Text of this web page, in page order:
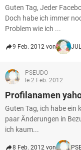
Guten Tag, Jeder
Doch habe ich immer
Problem wie ich ...
9 Feb. 2012 von
PSEUDO
le 2 Feb. 2012
Profilanamen
Guten Tag, ich habe ein
paar Änderungen in
ich kaum...
8 Feb. 2012 von